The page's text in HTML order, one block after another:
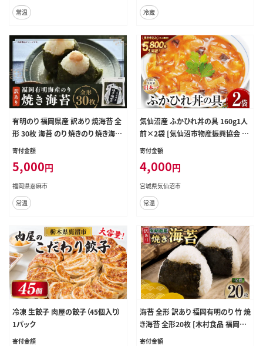
常温
冷蔵
有明のり 福岡県産 訳あり 焼海苔 全
形 30枚 海苔 のり 焼きのり 焼き海苔
おにぎり おむすび 有明海 常温 福岡
寄付金額
5,000円
福岡県嘉麻市
常温
気仙沼産 ふかひれ丼の具 160g1人
前×2袋 [気仙沼市物産振興協会 宮
城県 気仙沼市 20565233] 魚介類
中華 濃縮 常温
寄付金額
4,000円
宮城県気仙沼市
常温
冷凍 生餃子 肉屋の餃子（45個入り）
1パック
寄付金額
海苔 全形 訳あり 福岡有明のり 竹 焼
き海苔 全形20枚 [木村食品 福岡県
宇美町 um40beg040007] わけあ
寄付金額